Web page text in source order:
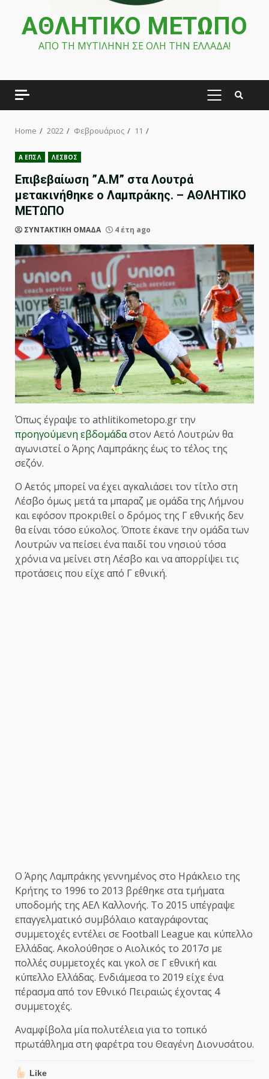
ΑΘΛΗΤΙΚΟ ΜΕΤΩΠΟ
ΑΠΟ ΤΗ ΜΥΤΙΛΗΝΗ ΣΕ ΟΛΗ ΤΗΝ ΕΛΛΑΔΑ!
PRIMARY
Home 2022 Φεβρουάριος 11
Α ΕΠΣΛ ΛΕΣΒΟΣ
Επιβεβαίωση ”A.M” στα Λουτρά
μετακινήθηκε ο Λαμπράκης. – ΑΘΛΗΤΙΚΟ
ΜΕΤΩΠΟ
ΣΥΝΤΑΚΤΙΚΗ ΟΜΑΔΑ 4 έτη ago
Όπως έγραψε το athlitikometopo.gr την
προηγούμενη εβδομάδαστον Αετό Λουτρών θα
αγωνιστεί ο Άρης Λαμπράκης έως το τέλος της
σεζόν.
Ο Αετός μπορεί να έχει αγκαλιάσει τον τίτλο στη
Λέσβο όμως μετά τα μπαραζ με ομάδα της Λήμνου
και εφόσον προκριθεί ο δρόμος της Γ εθνικής δεν
θα είναι τόσο εύκολος. Όποτε έκανε την ομάδα των
Λουτρών να πείσει ένα παιδί του νησιού τόσα
χρόνια να μείνει στη Λέσβο και να απορρίψει τις
προτάσεις που είχε από Γ εθνική.
Ο Άρης Λαμπράκης γεννημένος στο Ηράκλειο της
Κρήτης το 1996 το 2013 βρέθηκε στα τμήματα
υποδομής της ΑΕΛ Καλλονής. Το 2015 υπέγραψε
επαγγελματικό συμβόλαιο καταγράφοντας
συμμετοχές εντέλει σε Football League και κύπελλο
Ελλάδας. Ακολούθησε ο Αιολικός το 2017σ με
πολλές συμμετοχές και γκολ σε Γ εθνική και
κύπελλο Ελλάδας. Ενδιάμεσα το 2019 είχε ένα
πέρασμα από τον Εθνικό Πειραιώς έχοντας 4
συμμετοχές.
Αναμφίβολα μία πολυτέλεια για το τοπικό
πρωτάθλημα στη φαρέτρα του Θεαγένη Διονυσάτου.
Like